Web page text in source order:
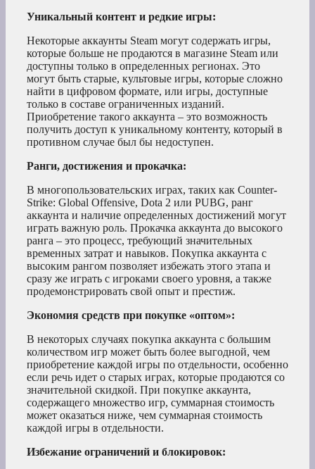
Уникальный контент и редкие игры:
Некоторые аккаунты Steam могут содержать игры,
которые больше не продаются в магазине Steam или
доступны только в определенных регионах. Это
могут быть старые, культовые игры, которые сложно
найти в цифровом формате, или игры, доступные
только в составе ограниченных изданий.
Приобретение такого аккаунта – это возможность
получить доступ к уникальному контенту, который в
противном случае был бы недоступен.
Ранги, достижения и прокачка:
В многопользовательских играх, таких как Counter-
Strike: Global Offensive, Dota 2 или PUBG, ранг
аккаунта и наличие определенных достижений могут
играть важную роль. Прокачка аккаунта до высокого
ранга – это процесс, требующий значительных
временных затрат и навыков. Покупка аккаунта с
высоким рангом позволяет избежать этого этапа и
сразу же играть с игроками своего уровня, а также
продемонстрировать свой опыт и престиж.
Экономия средств при покупке «оптом»:
В некоторых случаях покупка аккаунта с большим
количеством игр может быть более выгодной, чем
приобретение каждой игры по отдельности, особенно
если речь идет о старых играх, которые продаются со
значительной скидкой. При покупке аккаунта,
содержащего множество игр, суммарная стоимость
может оказаться ниже, чем суммарная стоимость
каждой игры в отдельности.
Избежание ограничений и блокировок: